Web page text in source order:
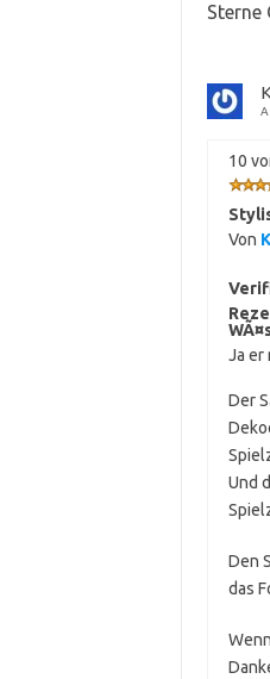
Sterne
10
Von
Ja er
Der
Und
Den
das